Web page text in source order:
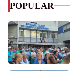
POPULAR